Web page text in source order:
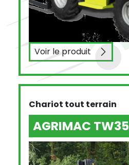
Voir le produitAGRIMAC TW17
Chariot tout terrain
AGRIMAC TW35